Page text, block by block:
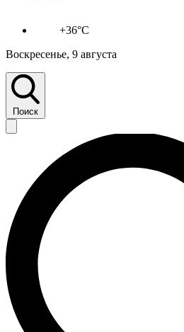
+36°C
Воскресенье, 9 августа
Поиск